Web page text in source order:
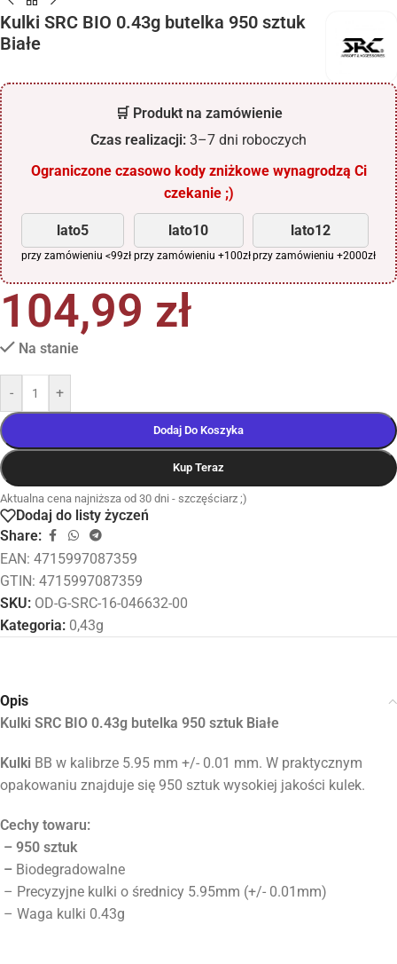
Kulki SRC BIO 0.43g butelka 950 sztuk
Białe
🛒 Produkt na zamówienie
Czas realizacji: 3–7 dni roboczych
Ograniczone czasowo kody zniżkowe wynagrodzą Ci
czekanie ;)
lato5
przy zamówieniu <99zł
lato10
przy zamówieniu +100zł
lato12
przy zamówieniu +2000zł
104,99 zł
Na stanie
- +
Dodaj Do Koszyka
Kup Teraz
Aktualna cena najniższa od 30 dni - szczęściarz ;)
Dodaj do listy życzeń
Share:
EAN: 4715997087359
GTIN: 4715997087359
SKU: OD-G-SRC-16-046632-00
Kategoria: 0,43g
Opis
Kulki SRC BIO 0.43g butelka 950 sztuk Białe
Kulki BB w kalibrze 5.95 mm +/- 0.01 mm. W praktycznym
opakowaniu znajduje się 950 sztuk wysokiej jakości kulek.
Cechy towaru:
– 950 sztuk
– Biodegradowalne
– Precyzyjne kulki o średnicy 5.95mm (+/- 0.01mm)
– Waga kulki 0.43g